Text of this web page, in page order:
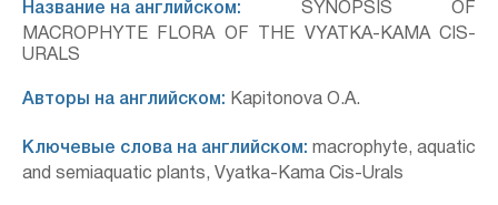
Название на английском: SYNOPSIS OF
MACROPHYTE FLORA OF THE VYATKA-KAMA CIS-
URALS
Авторы на английском: Kapitonova O.A.
Ключевые слова на английском: macrophyte, aquatic
and semiaquatic plants, Vyatka-Kama Cis-Urals